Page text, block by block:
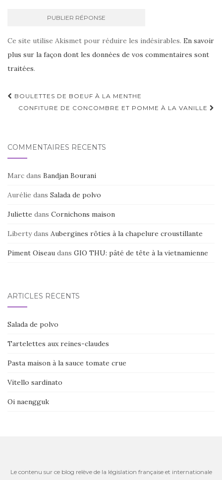
Ce site utilise Akismet pour réduire les indésirables. En savoir
plus sur la façon dont les données de vos commentaires sont
traitées.
Navigation
d'article
BOULETTES DE BOEUF À LA MENTHE
CONFITURE DE CONCOMBRE ET POMME À LA VANILLE
COMMENTAIRES RÉCENTS
Marc dans Bandjan Bourani
Aurélie dans Salada de polvo
Juliette dans Cornichons maison
Libertydans Aubergines rôties à la chapelure croustillante
Piment Oiseau dans GIO THU: pâté de tête à la vietnamienne
ARTICLES RÉCENTS
Salada de polvo
Tartelettes aux reines-claudes
Pasta maison à la sauce tomate crue
Vitello sardinato
Oi naengguk
Le contenu sur ce blog relève de la législation française et internationale